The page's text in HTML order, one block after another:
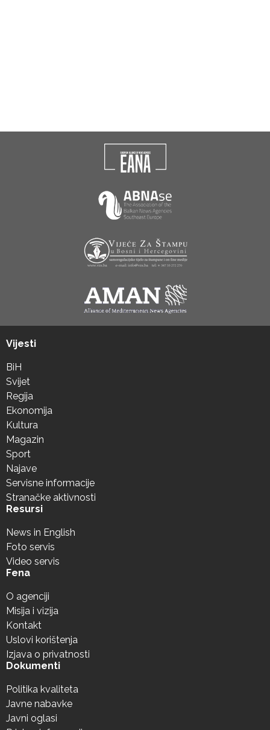
Vijesti
BiH
Svijet
Regija
Ekonomija
Kultura
Magazin
Sport
Najave
Servisne informacije
Stranačke aktivnosti
Resursi
News in English
Foto servis
Video servis
Fena
O agenciji
Misija i vizija
Kontakt
Uslovi korištenja
Izjava o privatnosti
Dokumenti
Politika kvaliteta
Javne nabavke
Javni oglasi